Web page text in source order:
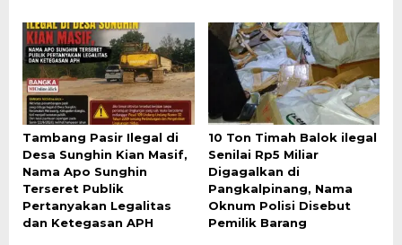
Tambang Pasir Ilegal di
Desa Sunghin Kian Masif,
Nama Apo Sunghin
Terseret Publik
Pertanyakan Legalitas
dan Ketegasan APH
10 Ton Timah Balok ilegal
Senilai Rp5 Miliar
Digagalkan di
Pangkalpinang, Nama
Oknum Polisi Disebut
Pemilik Barang